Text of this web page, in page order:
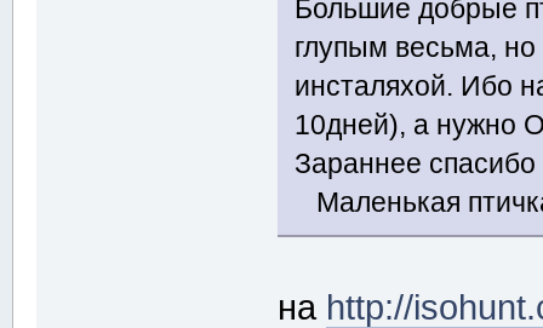
Большие добрые
глупым весьма,
инсталяхой. Ибо
10дней), а нужно
Зараннее
Маленькая
на http://